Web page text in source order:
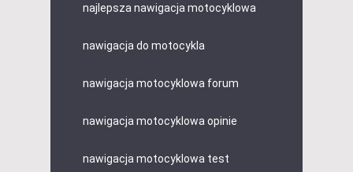
najlepsza nawigacja motocyklowa
nawigacja do motocykla
nawigacja motocyklowa forum
nawigacja motocyklowa opinie
nawigacja motocyklowa test